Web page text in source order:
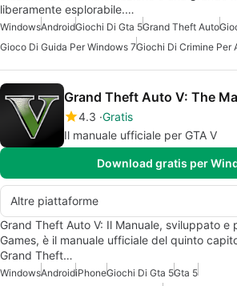
liberamente esplorabile.…
WindowsAndroidGiochi Di Gta 5Grand Theft Auto
Gioco Di Guida Per Windows 7Giochi Di Crimine Per
Grand Theft Auto V: The
4.3 Gratis
Il manuale ufficiale per GTA V
Download gratis per
Altre piattaforme
Grand Theft Auto V: Il Manuale, sviluppato
Games, è il manuale ufficiale del quinto
Grand Theft…
WindowsAndroidiPhoneGiochi Di Gta 5Gta 5